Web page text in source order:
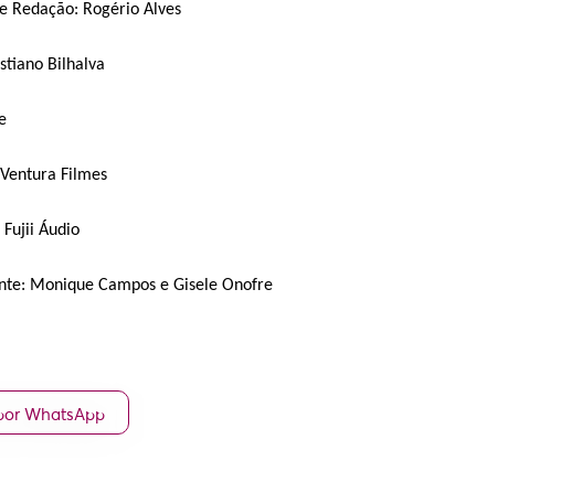
Redação: Rogério Alves
Bilhalva
Filmes
Fujii Áudio
Monique Campos e Gisele Onofre
WhatsApp